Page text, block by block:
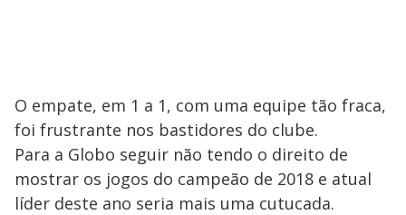
O empate, em 1 a 1, com uma equipe tão fraca,
foi frustrante nos bastidores do clube.
Para a Globo seguir não tendo o direito de
mostrar os jogos do campeão de 2018 e atual
líder deste ano seria mais uma cutucada.